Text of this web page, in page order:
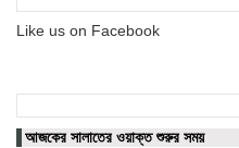
Like us on Facebook
আজকের সালাতের ওয়াক্ত শুরুর সময়